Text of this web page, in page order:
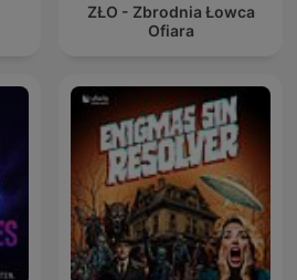
ZŁO - Zbrodnia Łowca
Ofiara